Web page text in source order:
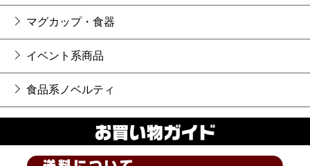
マグカップ・食器
イベント系商品
食品系ノベルティ